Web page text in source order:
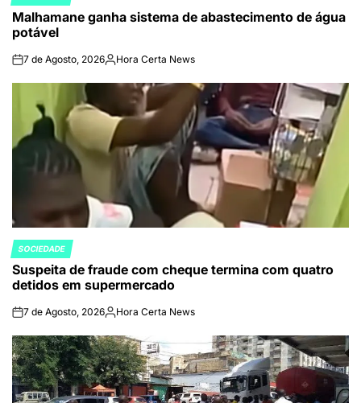
IN
Malhamane ganha sistema de abastecimento de água
potável
on7 de Agosto, 2026Publicado
Hora Certa News
POSTED
IN
SOCIEDADE
Suspeita de fraude com cheque termina com quatro
detidos em supermercado
on7 de Agosto, 2026Publicado
Hora Certa News